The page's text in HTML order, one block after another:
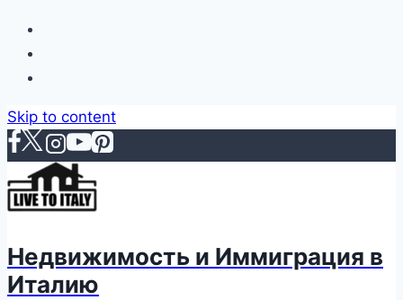
Skip to content
Недвижимость и Иммиграция в
Италию